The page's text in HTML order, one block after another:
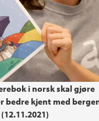
i norsk skal gjøre
bedre kjent med